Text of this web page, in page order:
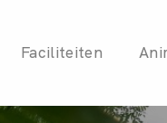
Faciliteiten